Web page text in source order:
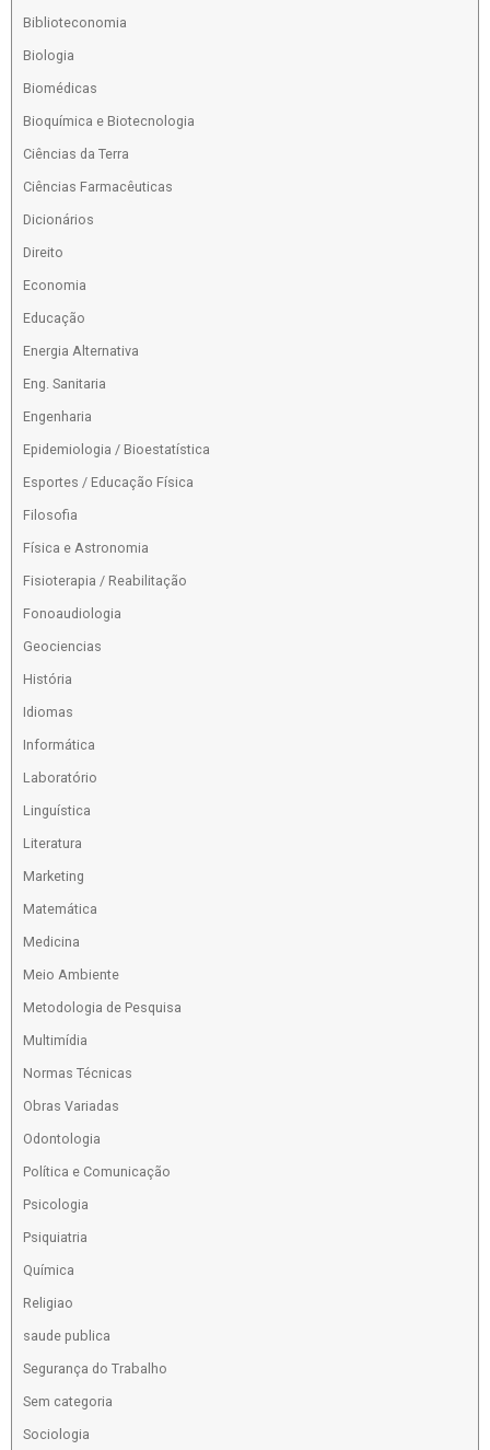
Biblioteconomia
Biologia
Biomédicas
Bioquímica e Biotecnologia
Ciências da Terra
Ciências Farmacêuticas
Dicionários
Direito
Economia
Educação
Energia Alternativa
Eng. Sanitaria
Engenharia
Epidemiologia / Bioestatística
Esportes / Educação Física
Filosofia
Física e Astronomia
Fisioterapia / Reabilitação
Fonoaudiologia
Geociencias
História
Idiomas
Informática
Laboratório
Linguística
Literatura
Marketing
Matemática
Medicina
Meio Ambiente
Metodologia de Pesquisa
Multimídia
Normas Técnicas
Obras Variadas
Odontologia
Política e Comunicação
Psicologia
Psiquiatria
Química
Religiao
saude publica
Segurança do Trabalho
Sem categoria
Sociologia